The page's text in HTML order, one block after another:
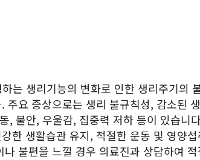
는 생리기능의 변화로 인한 생리주기의
요 증상으로는 생리 불규칙성, 감소된
, 불안, 우울감, 집중력 저하 등이 있습니
한 생활습관 유지, 적절한 운동 및 영양
불편을 느낄 경우 의료진과 상담하여 적